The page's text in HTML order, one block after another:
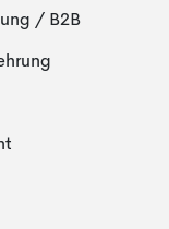
/ B2B